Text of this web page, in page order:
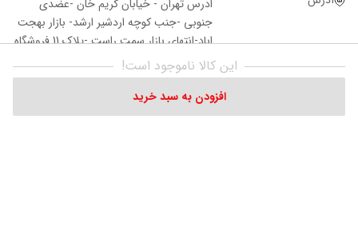
این کالا ناموجود است!
افزودن به سبد خرید
ادرس تهران - خیابان کریم خان -عضدی
جنوبی -جنب کوچه اردشیر ارشد- بازار بهجت
اباد-انتهای بازار سمت راست -پلاک 11 فروشگاه‌
نوری